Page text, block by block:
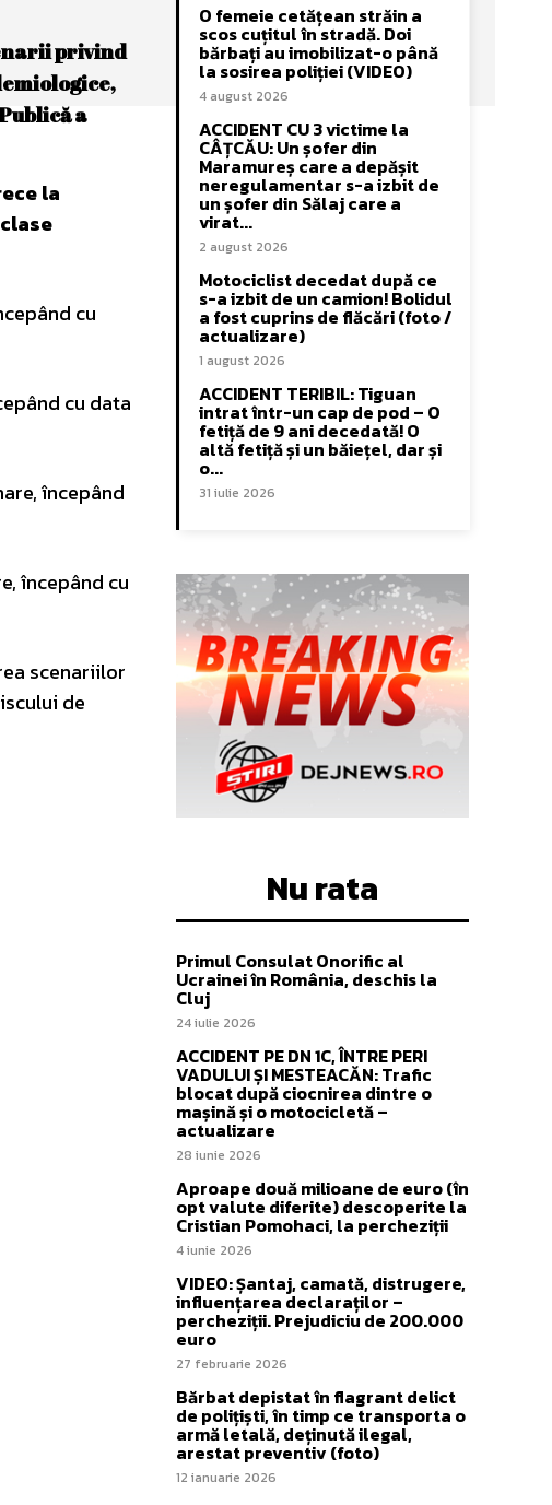
privind
a
la
cu
cu data
începând
începând cu
scenariilor
de
O femeie cetățean străin a
scos cuțitul în stradă. Doi
bărbați au imobilizat-o până
la sosirea poliției (VIDEO)
4 august 2026
ACCIDENT CU 3 victime la
CÂȚCĂU: Un șofer din
Maramureș care a depășit
neregulamentar s-a izbit de
un șofer din Sălaj care a
virat...
2 august 2026
Motociclist decedat după ce
s-a izbit de un camion! Bolidul
a fost cuprins de flăcări (foto /
actualizare)
1 august 2026
ACCIDENT TERIBIL: Tiguan
intrat într-un cap de pod – O
fetiță de 9 ani decedată! O
altă fetiță și un băiețel, dar și
o...
31 iulie 2026
Nu rata
Primul Consulat Onorific al
Ucrainei în România, deschis la
Cluj
24 iulie 2026
ACCIDENT PE DN 1C, ÎNTRE PERI
VADULUI ȘI MESTEACĂN: Trafic
blocat după ciocnirea dintre o
mașină și o motocicletă –
actualizare
28 iunie 2026
Aproape două milioane de euro (în
opt valute diferite) descoperite la
Cristian Pomohaci, la percheziții
4 iunie 2026
VIDEO: Șantaj, camată, distrugere,
influențarea declaraților –
percheziții. Prejudiciu de 200.000
euro
27 februarie 2026
Bărbat depistat în flagrant delict
de polițiști, în timp ce transporta o
armă letală, deținută ilegal,
arestat preventiv (foto)
12 ianuarie 2026